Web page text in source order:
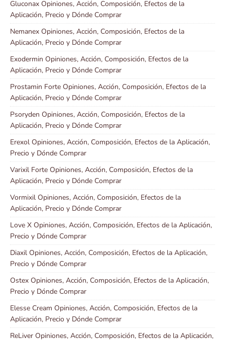
Gluconax Opiniones, Acción, Composición, Efectos de la
Aplicación, Precio y Dónde Comprar
Nemanex Opiniones, Acción, Composición, Efectos de la
Aplicación, Precio y Dónde Comprar
Exodermin Opiniones, Acción, Composición, Efectos de la
Aplicación, Precio y Dónde Comprar
Prostamin Forte Opiniones, Acción, Composición, Efectos de la
Aplicación, Precio y Dónde Comprar
Psoryden Opiniones, Acción, Composición, Efectos de la
Aplicación, Precio y Dónde Comprar
Erexol Opiniones, Acción, Composición, Efectos de la Aplicación,
Precio y Dónde Comprar
Varixil Forte Opiniones, Acción, Composición, Efectos de la
Aplicación, Precio y Dónde Comprar
Vormixil Opiniones, Acción, Composición, Efectos de la
Aplicación, Precio y Dónde Comprar
Love X Opiniones, Acción, Composición, Efectos de la Aplicación,
Precio y Dónde Comprar
Diaxil Opiniones, Acción, Composición, Efectos de la Aplicación,
Precio y Dónde Comprar
Ostex Opiniones, Acción, Composición, Efectos de la Aplicación,
Precio y Dónde Comprar
Elesse Cream Opiniones, Acción, Composición, Efectos de la
Aplicación, Precio y Dónde Comprar
ReLiver Opiniones, Acción, Composición, Efectos de la Aplicación,